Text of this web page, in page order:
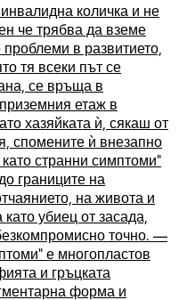
количка и не
че трябва да вземе
в развитието,
тя всеки път се
се връща в
етаж в
хазяйката ѝ, сякаш от
спомените ѝ внезапно
странни симптоми”
границите на
на живота и
убиец от засада,
точно. —
е многопластов
и гръцката
форма и